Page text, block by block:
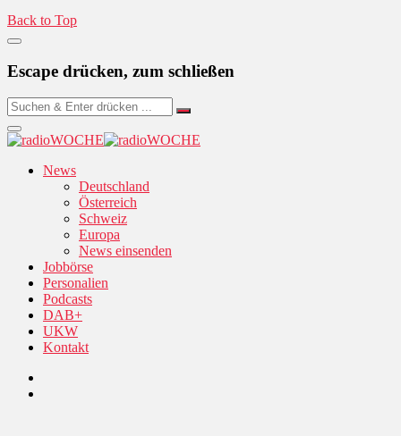
Back to Top
Escape drücken, zum schließen
News
Deutschland
Österreich
Schweiz
Europa
News einsenden
Jobbörse
Personalien
Podcasts
DAB+
UKW
Kontakt